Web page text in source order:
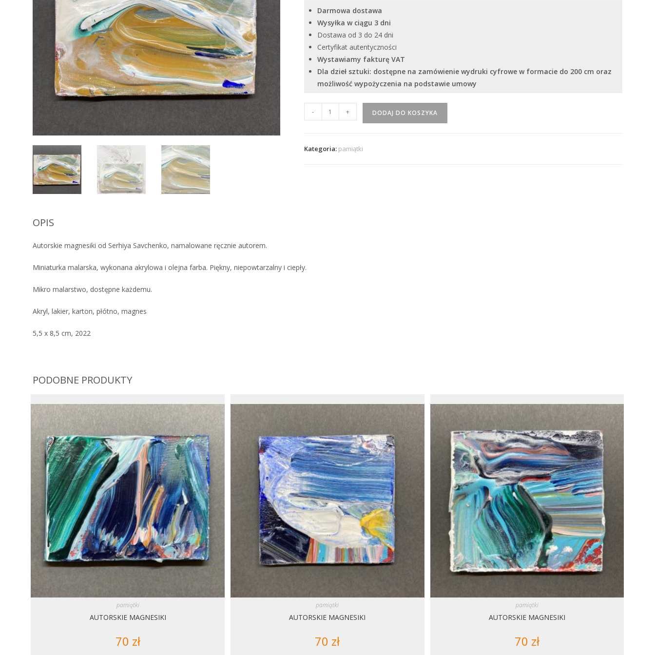
Darmowa dostawa
Wysyłka w ciągu 3 dni
Dostawa od 3 do 24 dni
Certyfikat autentyczności
Wystawiamy fakturę VAT
Dla dzieł sztuki: dostępne na zamówienie wydruki cyfrowe w formacie do 200 cm oraz
możliwość wypożyczenia na podstawie umowy
Autorskie
- + DODAJ DO KOSZYKA
Kategoria: pamiątki
OPIS
Autorskie magnesiki od Serhiya Savchenko, namalowane ręcznie autorem.
Miniaturka malarska, wykonana akrylowa i olejna farba. Piękny, niepowtarzalny i ciepły.
Mikro malarstwo, dostępne każdemu.
Akryl, lakier, karton, płótno, magnes
5,5 x 8,5 cm, 2022
PODOBNE PRODUKTY
pamiątki
AUTORSKIE MAGNESIKI
70 zł
pamiątki
AUTORSKIE MAGNESIKI
70 zł
pamiątki
AUTORSKIE MAGNESIKI
70 zł